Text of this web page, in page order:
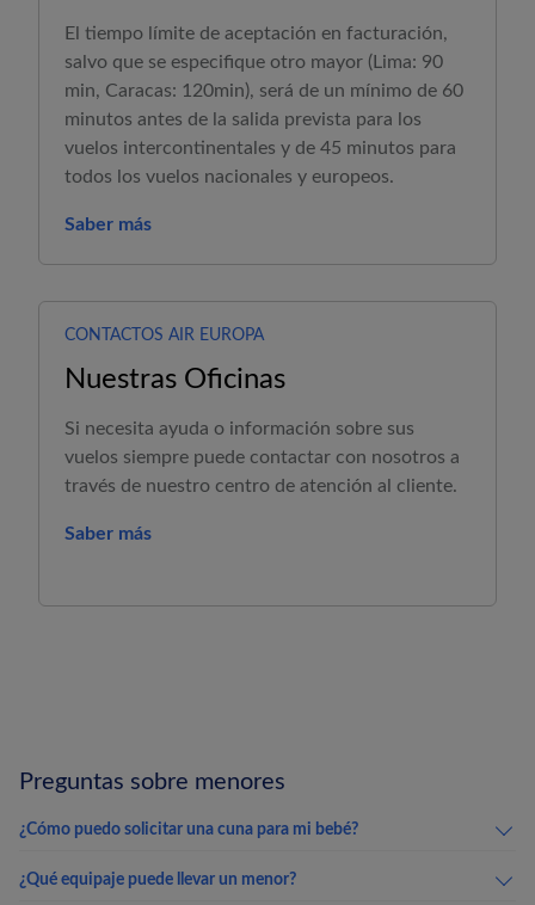
El tiempo límite de aceptación en facturación,
salvo que se especifique otro mayor (Lima: 90
min, Caracas: 120min), será de un mínimo de 60
minutos antes de la salida prevista para los
vuelos intercontinentales y de 45 minutos para
todos los vuelos nacionales y europeos.
Saber más
CONTACTOS AIR EUROPA
Nuestras Oficinas
Si necesita ayuda o información sobre sus
vuelos siempre puede contactar con nosotros a
través de nuestro centro de atención al cliente.
Saber más
Preguntas sobre menores
¿Cómo puedo solicitar una cuna para mi bebé?
¿Qué equipaje puede llevar un menor?